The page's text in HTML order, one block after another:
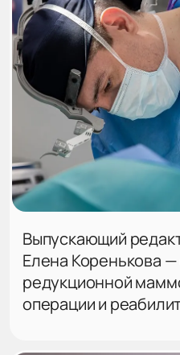
Выпускающий
Елена Коренькова —
редукционной
операции и